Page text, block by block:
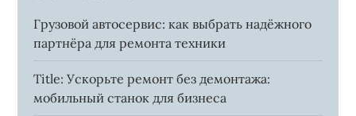
Грузовой автосервис: как выбрать надёжного
партнёра для ремонта техники
Title: Ускорьте ремонт без демонтажа:
мобильный станок для бизнеса